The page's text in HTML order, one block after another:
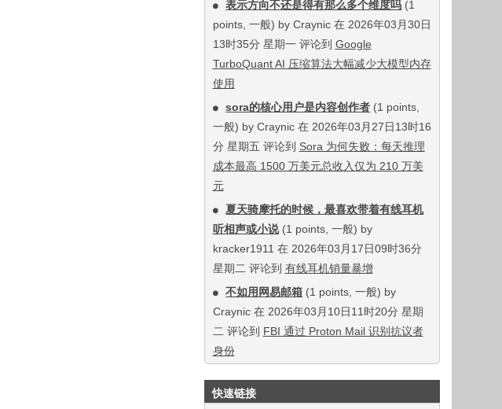
表示方向不还是得有那么多个维度吗 (1
points, 一般) by Craynic 在 2026年03月30日
13时35分 星期一 评论到 Google
TurboQuant AI 压缩算法大幅减少大模型内存
使用
sora的核心用户是内容创作者 (1 points,
一般) by Craynic 在 2026年03月27日13时16
分 星期五 评论到 Sora 为何失败：每天推理
成本最高 1500 万美元总收入仅为 210 万美
元
夏天骑摩托的时候，最喜欢带着有线耳机
听相声或小说(1 points, 一般) by
kracker1911 在 2026年03月17日09时36分
星期二 评论到 有线耳机销量暴增
不如用网易邮箱 (1 points, 一般) by
Craynic 在 2026年03月10日11时20分 星期
二 评论到 FBI 通过 Proton Mail 识别抗议者
身份
快速链接